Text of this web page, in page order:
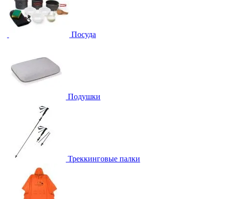
Посуда
Подушки
Треккинговые палки